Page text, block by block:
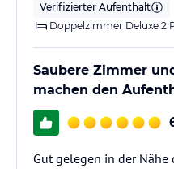
Verifizierter Aufenthalt
Doppelzimmer Deluxe 2
Saubere Zimmer
machen den
Gut gelegen in der